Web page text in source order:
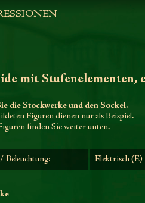
mit Stufenelementen,
die Stockwerke und den Sockel.
Figuren dienen nur als Beispiel.
finden Sie weiter unten.
Beleuchtung: Elektrisch (E)